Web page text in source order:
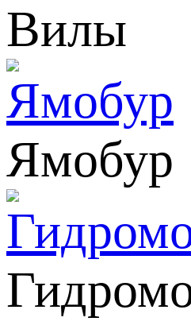
Вилы
Ямобур